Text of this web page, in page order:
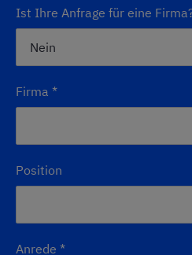
Ist Ihre Anfrage für eine
Firma *
Position
Anrede *